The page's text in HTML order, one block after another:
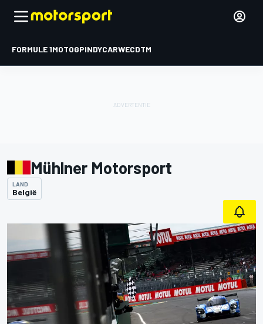
FORMULE 1MOTOGPINDYCARWECDTM
Mühlner Motorsport
LAND
België